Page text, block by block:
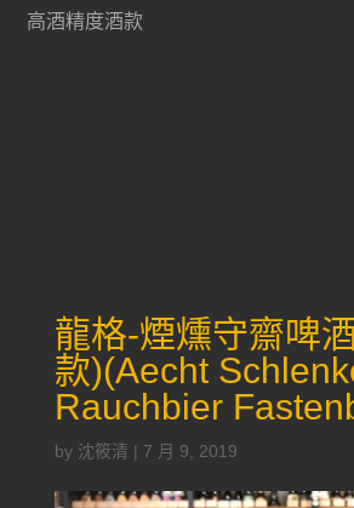
高酒精度酒款
龍格-煙燻守齋啤
款)(Aecht
Rauchbier
by 沈筱清 | 7 月 9, 2019